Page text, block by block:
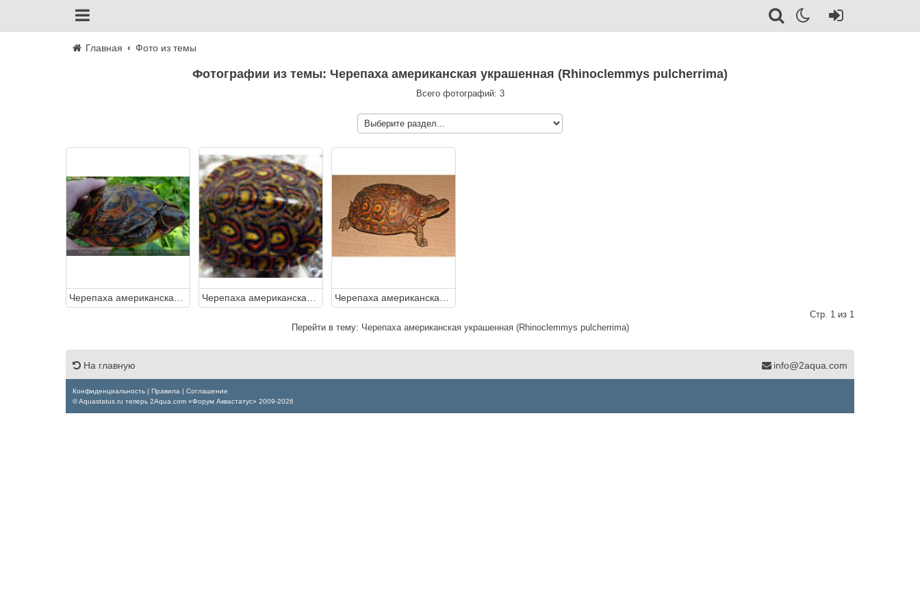
Главная Фото из темы
Фотографии из темы: Черепаха американская украшенная (Rhinoclemmys pulcherrima)
Всего фотографий: 3
Стр. 1 из 1
Перейти в тему: Черепаха американская украшенная (Rhinoclemmys pulcherrima)
На главную info@2aqua.com
Конфиденциальность Правила
Соглашение
© Aquastatus.ru теперь 2Aqua.com «Форум Аквастатус» 2009-2026